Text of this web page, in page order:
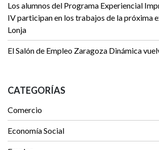
Los alumnos del Programa Experiencial
IV participan en los trabajos de la próxima
Lonja
El Salón de Empleo Zaragoza Dinámica
CATEGORÍAS
Comercio
Economía Social